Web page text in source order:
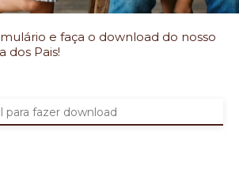
e faça o download do nosso
dos Pais!
o mouse na imagem para aproximar
CERÂMICA PRETA -